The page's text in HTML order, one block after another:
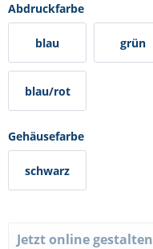
Abdruckfarbe
blau grün
blau/rot
Gehäusefarbe
schwarz
Jetzt online gestalten